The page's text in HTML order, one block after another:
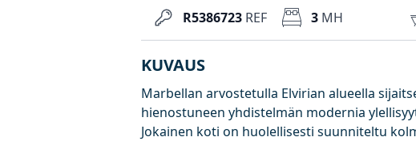
R5386723 REF 3 MH
KUVAUS
Marbellan arvostetulla Elvirian alueella
hienostuneen yhdistelmän modernia
Jokainen koti on huolellisesti suunniteltu